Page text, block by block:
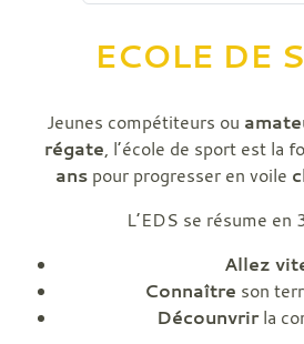
ECOLE DE
Jeunes compétiteurs ou
régate, l’école de sport est la
anspour progresser en voile
L’EDS se résume en
Allez
Connaître son
Décounvrirla